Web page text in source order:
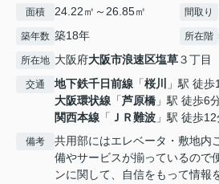
面積 24.22㎡～26.85㎡ 間取り
築年数 築18年 所在階
所在地 大阪府大阪市浪速区塩草３丁目
交通 地下鉄千日前線 「桜川
」駅 徒歩
大阪環状線 「芦原橋 」駅 徒歩6
関西本線 「 ＪＲ難波 」駅 徒歩
備考
共用部にはエレベータ・敷地内
備やサービスが揃っているので
ンに関して、自信をもって情報